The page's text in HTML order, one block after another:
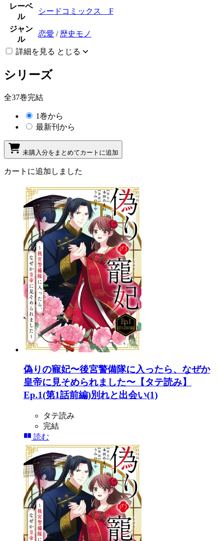
レーベ
ル
シードコミックス F
ジャン
ル
恋愛 / 歴史モノ
詳細を見る とじる
シリーズ
全37巻完結
1巻から
最新刊から
未購入分をまとめてカートに追加
カートに追加しました
偽りの寵妃〜後宮警備隊に入ったら、なぜか
皇帝に見そめられました〜【タテ読み】
Ep.1(第1話前編)別れと出会い(1)
タテ読み
完結
読む